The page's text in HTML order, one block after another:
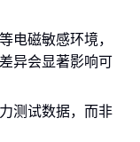
电磁敏感环境，
异会显著影响可
测试数据，而非